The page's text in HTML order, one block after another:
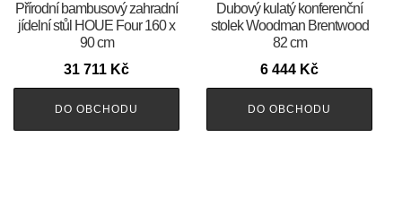
Přírodní bambusový zahradní
jídelní stůl HOUE Four 160 x
90 cm
31 711 Kč
DO OBCHODU
Dubový kulatý konferenční
stolek Woodman Brentwood
82 cm
6 444 Kč
DO OBCHODU